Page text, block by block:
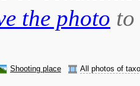
the photo
Shooting place
All photos of